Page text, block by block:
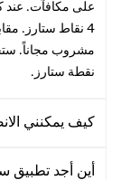
نقطة ستارز.
كيف يمكنني
أين أجد تطبيق